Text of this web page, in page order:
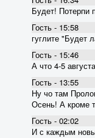
Будет! Потерпи
Гость - 15:58
гуглите "Будет
Гость - 15:46
А что 4-5
Гость - 13:55
Ну чо там
Осень! А кроме
Гость - 02:02
И с каждым